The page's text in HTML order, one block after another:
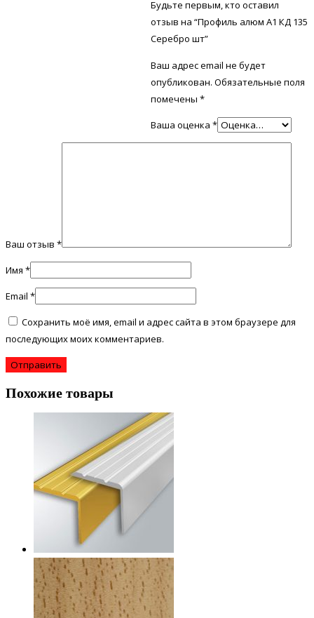
Будьте первым, кто оставил
отзыв на “Профиль алюм А1 КД 135
Серебро шт”
Ваш адрес email не будет
опубликован. Обязательные поля
помечены*
Ваша оценка*
Ваш отзыв *
Имя *
Email *
Сохранить моё имя, email и адрес сайта в этом браузере для
последующих моих комментариев.
Похожие товары